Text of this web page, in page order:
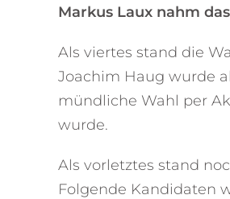
Markus Laux nahm
Als viertes stand die
Joachim Haug wurde
mündliche Wahl per
wurde.
Als vorletztes stand
Folgende Kandidaten